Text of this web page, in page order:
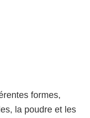
formes,
la poudre et les